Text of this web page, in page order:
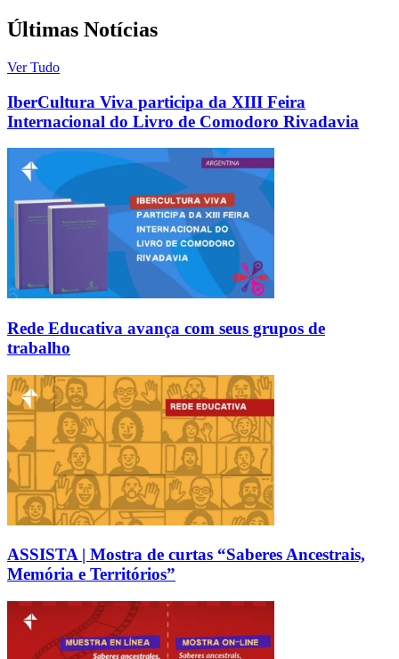
Últimas Notícias
Ver Tudo
IberCultura Viva participa da XIII Feira
Internacional do Livro de Comodoro Rivadavia
Rede Educativa avança com seus grupos de
trabalho
ASSISTA | Mostra de curtas “Saberes Ancestrais,
Memória e Territórios”